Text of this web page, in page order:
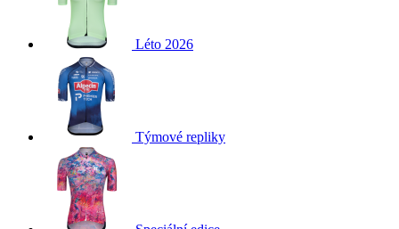
Léto 2026
Týmové repliky